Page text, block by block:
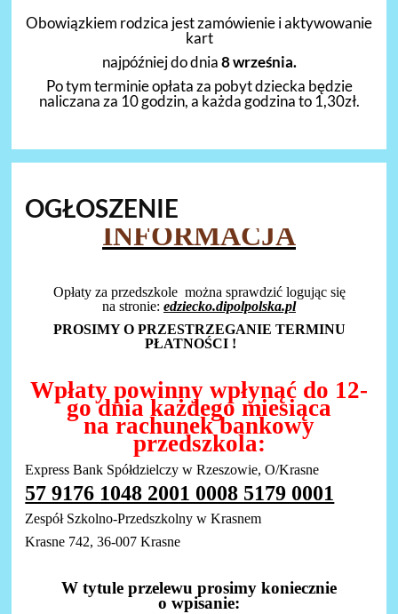
Obowiązkiem rodzica jest zamówienie i aktywowanie
kart
najpóźniej do dnia8 września.
Po tym terminie opłata za pobyt dziecka będzie
naliczana za 10 godzin, a każda godzina to 1,30zł.
OGŁOSZENIE
INFORMACJA
Opłaty za przedszkole można sprawdzić logując się
na stronie: edziecko.dipolpolska.pl
PROSIMY O PRZESTRZEGANIE TERMINU
PŁATNOŚCI !
Wpłaty powinny wpłynąć do 12-
go dnia każdego miesiąca
na rachunek bankowy
przedszkola:
Express Bank Spółdzielczy w Rzeszowie, O/Krasne
57 9176 1048 2001 0008 5179 0001
Zespół Szkolno-Przedszkolny w Krasnem
Krasne 742, 36-007 Krasne
W tytule przelewu prosimy koniecznie
o wpisanie: